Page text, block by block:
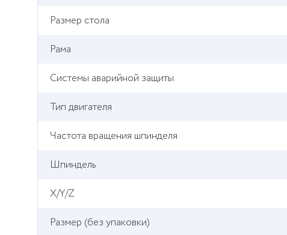
Размер стола
Рама
Системы аварийной защиты
Тип двигателя
Частота вращения шпинделя
Шпиндель
X/Y/Z
Размер (без упаковки)